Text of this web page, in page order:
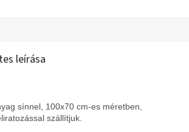
leírása
sínnel, 100x70 cm-es méretben,
szállítjuk.